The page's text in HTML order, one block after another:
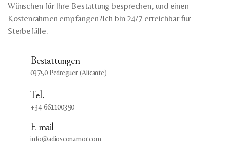
Wünschen für Ihre Bestattung besprechen, und einen
Kostenrahmen empfangen?Ich bin 24/7 erreichbar fur
Sterbefälle.
Bestattungen
03750 Pedreguer (Alicante)
Tel.
+34 661100390
E-mail
info@adiosconamor.com